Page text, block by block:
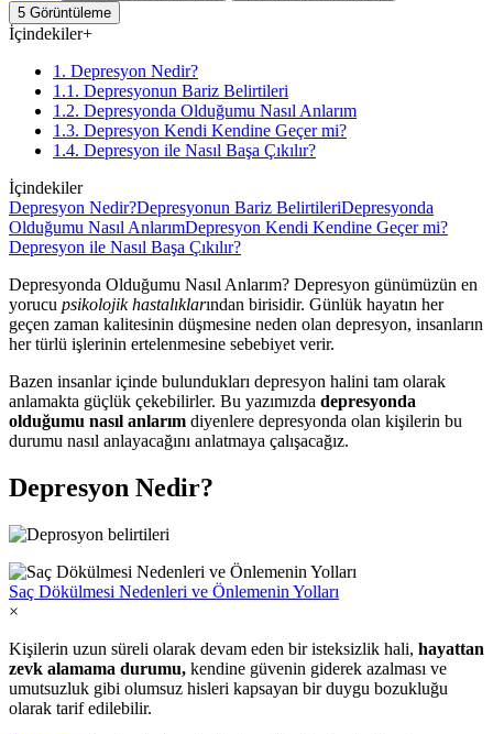
5 Görüntüleme
İçindekiler+
1. Depresyon Nedir?
1.1. Depresyonun Bariz Belirtileri
1.2. Depresyonda Olduğumu Nasıl Anlarım
1.3. Depresyon Kendi Kendine Geçer mi?
1.4. Depresyon ile Nasıl Başa Çıkılır?
İçindekiler
Depresyon Nedir?Depresyonun Bariz BelirtileriDepresyonda
Olduğumu Nasıl AnlarımDepresyon Kendi Kendine Geçer mi?
Depresyon ile Nasıl Başa Çıkılır?
Depresyonda Olduğumu Nasıl Anlarım? Depresyon günümüzün en
yorucu psikolojik hastalıklarından birisidir. Günlük hayatın her
geçen zaman kalitesinin düşmesine neden olan depresyon, insanların
her türlü işlerinin ertelenmesine sebebiyet verir.
Bazen insanlar içinde bulundukları depresyon halini tam olarak
anlamakta güçlük çekebilirler. Bu yazımızda depresyonda
olduğumu nasıl anlarım diyenlere depresyonda olan kişilerin bu
durumu nasıl anlayacağını anlatmaya çalışacağız.
Depresyon Nedir?
Saç Dökülmesi Nedenleri ve Önlemenin Yolları
×
Kişilerin uzun süreli olarak devam eden bir isteksizlik hali, hayattan
zevk alamama durumu, kendine güvenin giderek azalması ve
umutsuzluk gibi olumsuz hisleri kapsayan bir duygu bozukluğu
olarak tarif edilebilir.